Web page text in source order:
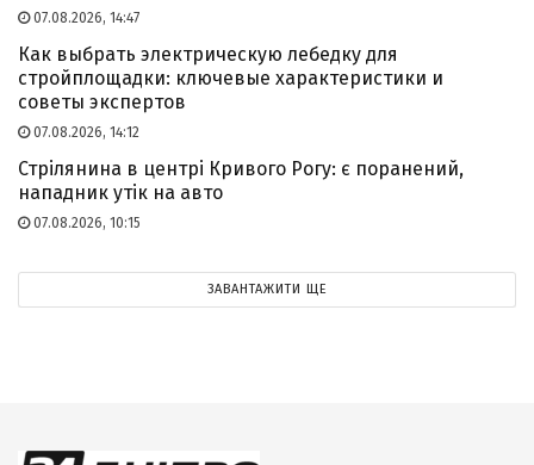
07.08.2026, 14:47
Как выбрать электрическую лебедку для
стройплощадки: ключевые характеристики и
советы экспертов
07.08.2026, 14:12
Стрілянина в центрі Кривого Рогу: є поранений,
нападник утік на авто
07.08.2026, 10:15
ЗАВАНТАЖИТИ ЩЕ